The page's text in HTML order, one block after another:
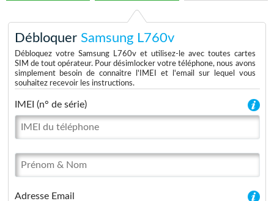
Débloquer Samsung L760v
Débloquez votre Samsung L760v et utilisez-le avec toutes cartes
SIM de tout opérateur. Pour désimlocker votre téléphone, nous avons
simplement besoin de connaitre l'IMEI et l'email sur lequel vous
souhaitez recevoir les instructions.
IMEI (n° de série)
Adresse Email